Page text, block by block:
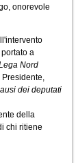
onorevole
a
Nord
dei deputati
della
chi ritiene